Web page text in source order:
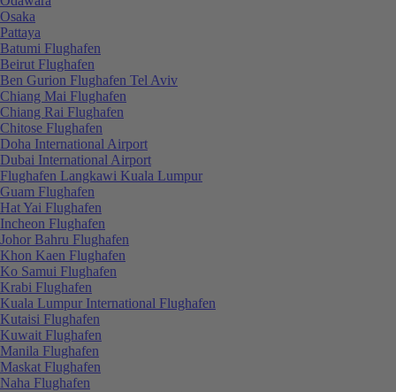
Osaka
Pattaya
Batumi Flughafen
Beirut Flughafen
Ben Gurion Flughafen Tel Aviv
Chiang Mai Flughafen
Chiang Rai Flughafen
Chitose Flughafen
Doha International Airport
Dubai International Airport
Flughafen Langkawi Kuala Lumpur
Guam Flughafen
Hat Yai Flughafen
Incheon Flughafen
Johor Bahru Flughafen
Khon Kaen Flughafen
Ko Samui Flughafen
Krabi Flughafen
Kuala Lumpur International Flughafen
Kutaisi Flughafen
Kuwait Flughafen
Manila Flughafen
Maskat Flughafen
Naha Flughafen